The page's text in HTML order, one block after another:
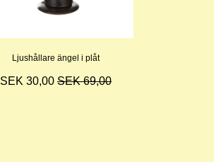
Ljushållare ängel i plåt
SEK 30,00 SEK 69,00